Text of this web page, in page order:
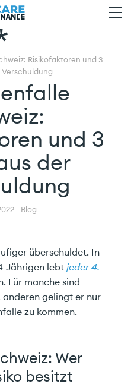
Risikofaktoren und 3
und 3
der
- Blog
überschuldet. In
Jährigen lebt jeder 4.
Für manche sind
anderen gelingt er nur
zu kommen.
Wer
besitzt